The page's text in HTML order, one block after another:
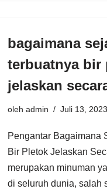
bagaimana
terbuatnya bir
jelaskan
oleh admin Juli 13, 2023
Pengantar Bagaimana
Bir Pletok Jelaskan
merupakan minuman
di seluruh dunia, salah